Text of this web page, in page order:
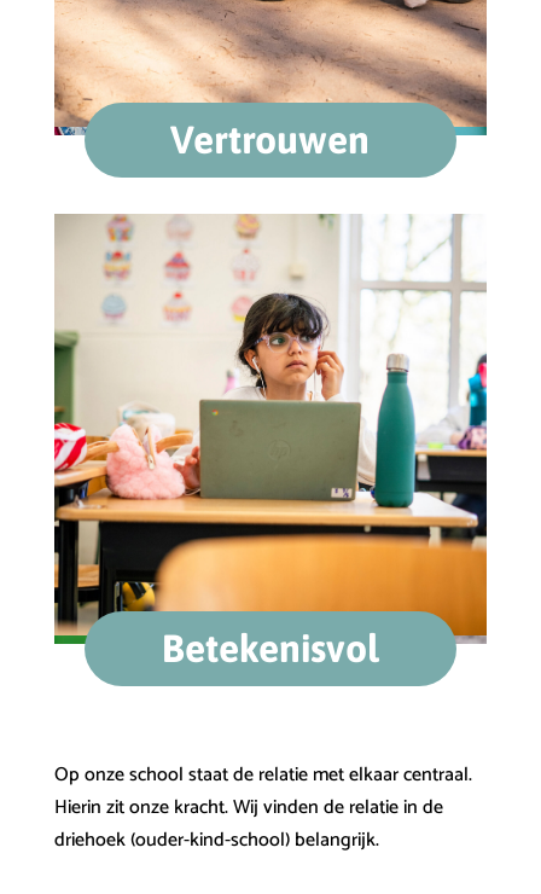
Vertrouwen
Betekenisvol
Op onze school staat de relatie met elkaar centraal.
Hierin zit onze kracht. Wij vinden de relatie in de
driehoek (ouder-kind-school) belangrijk.